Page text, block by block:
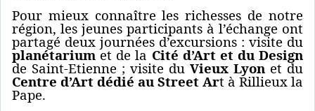
Pour mieux connaître les richesses de notre
région, les jeunes participants à l’échange ont
partagé deux journées d’excursions : visite du
planétariumet de la Cité d’Art et du Design
de Saint-Etienne ; visite du Vieux Lyon et du
Centre d’Art dédié au Street Art à Rillieux la
Pape.